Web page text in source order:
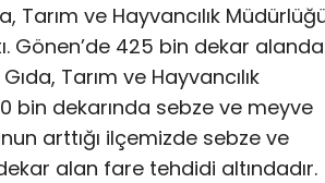
Tarım ve Hayvancılık
Gönen’de 425 bin dekar alanda
Tarım ve Hayvancılık
bin dekarında sebze ve meyve
arttığı ilçemizde sebze ve
alan fare tehdidi altındadır.